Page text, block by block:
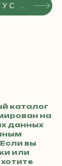
ПОЛУЧИТЬ СТАТУС РЕКОМЕНДОВАННОГО АДВОКАТА
каталог
на
данных
вы
или